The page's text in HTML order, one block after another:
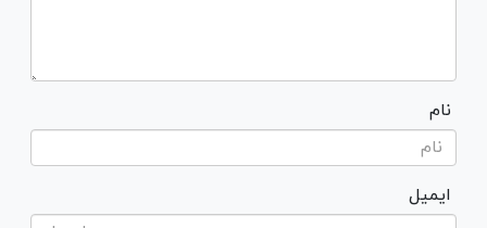
نام
ایمیل